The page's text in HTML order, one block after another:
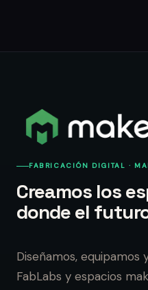
FABRICACIÓN DIGITAL ·
Creamos los
donde el
Diseñamos,
FabLabs y espacios